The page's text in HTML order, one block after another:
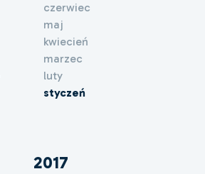
czerwiec
maj
kwiecień
marzec
luty
styczeń
2017